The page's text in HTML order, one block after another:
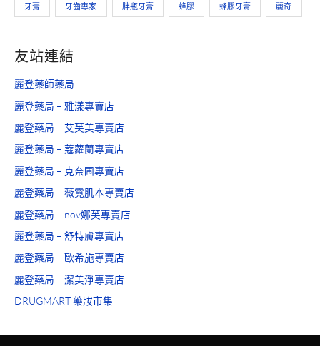
牙膏 牙齒專家 胖瓶牙膏 蜂膠 蜂膠牙膏 麗奇
友站連結
麗登藥師藥局
麗登藥局 – 雅漾專賣店
麗登藥局 – 艾芙美專賣店
麗登藥局 – 蔻蘿蘭專賣店
麗登藥局 – 克奈圃專賣店
麗登藥局 – 薇霓肌本專賣店
麗登藥局 – nov娜芙專賣店
麗登藥局 – 舒特膚專賣店
麗登藥局 – 歐希施專賣店
麗登藥局 – 潔美淨專賣店
DRUGMART 藥妝市集